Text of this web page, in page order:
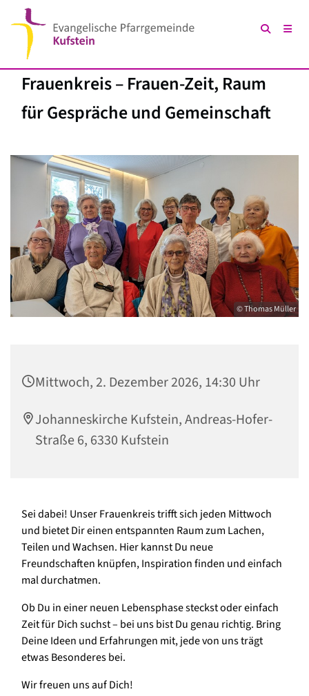
Frauenkreis – Frauen-Zeit, Raum
für Gespräche und Gemeinschaft
© Thomas Müller
Mittwoch, 2. Dezember 2026, 14:30 Uhr
Johanneskirche Kufstein, Andreas-Hofer-
Straße 6, 6330 Kufstein
Sei dabei! Unser Frauenkreis trifft sich jeden Mittwoch
und bietet Dir einen entspannten Raum zum Lachen,
Teilen und Wachsen. Hier kannst Du neue
Freundschaften knüpfen, Inspiration finden und einfach
mal durchatmen.
Ob Du in einer neuen Lebensphase steckst oder einfach
Zeit für Dich suchst – bei uns bist Du genau richtig. Bring
Deine Ideen und Erfahrungen mit, jede von uns trägt
etwas Besonderes bei.
Wir freuen uns auf Dich!